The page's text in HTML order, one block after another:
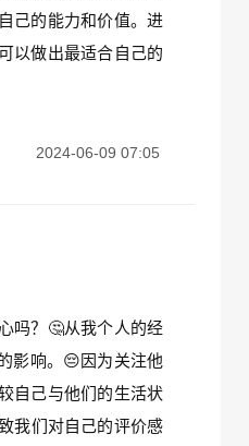
己的能力和价值。进
以做出最适合自己的
2024-06-09 07:05
吗？🤔从我个人的经
影响。😔因为关注他
自己与他们的生活状
我们对自己的评价感